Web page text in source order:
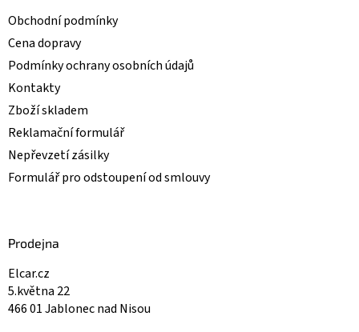
Obchodní podmínky
Cena dopravy
Podmínky ochrany osobních údajů
Kontakty
Zboží skladem
Reklamační formulář
Nepřevzetí zásilky
Formulář pro odstoupení od smlouvy
Prodejna
Elcar.cz
5.května 22
466 01 Jablonec nad Nisou